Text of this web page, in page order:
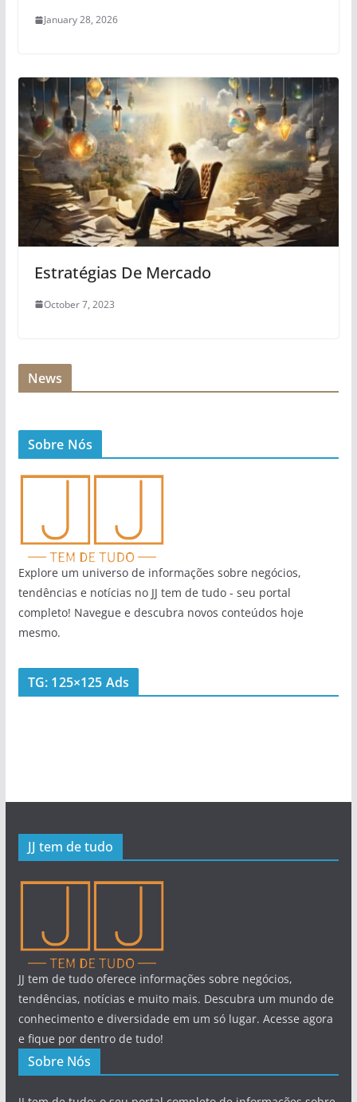
January 28, 2026
Estratégias De Mercado
October 7, 2023
News
Sobre Nós
Explore um universo de informações sobre negócios,
tendências e notícias no JJ tem de tudo - seu portal
completo! Navegue e descubra novos conteúdos hoje
mesmo.
TG: 125×125 Ads
JJ tem de tudo
JJ tem de tudo oferece informações sobre negócios,
tendências, notícias e muito mais. Descubra um mundo de
conhecimento e diversidade em um só lugar. Acesse agora
e fique por dentro de tudo!
Sobre Nós